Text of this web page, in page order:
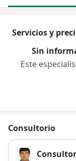
Servicios y
Sin
Este
Consultorio